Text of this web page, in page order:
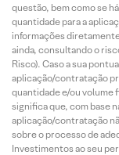
questão, bem como se
quantidade para a
informações
ainda, consultando o
Risco). Caso a sua
aplicação/contratação
quantidade e/ou volume
significa que, com base
aplicação/contratação
sobre o processo de
Investimentos ao seu